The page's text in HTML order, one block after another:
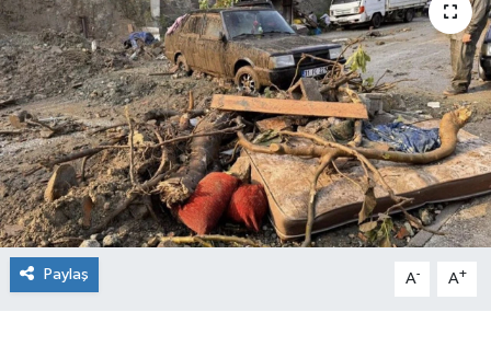
Paylaş A- A+
SPOR
YAŞAM
Zonguldak